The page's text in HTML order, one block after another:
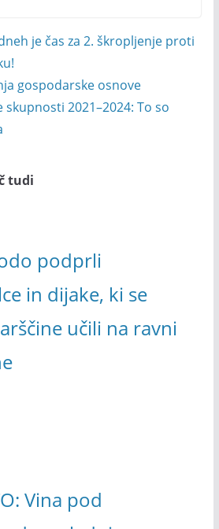
je čas za 2. škropljenje proti
gospodarske osnove
2021–2024: To so
tudi
podprli
in dijake, ki se
učili na ravni
Vina pod